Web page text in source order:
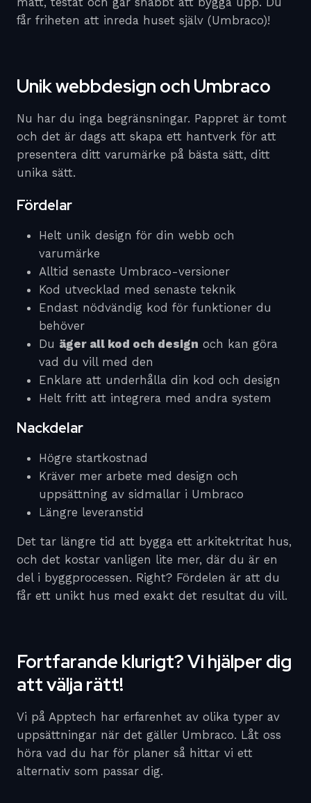
får friheten att inreda huset själv (Umbraco)!
Unik webbdesign och Umbraco
Nu har du inga begränsningar. Pappret är tomt
och det är dags att skapa ett hantverk för att
presentera ditt varumärke på bästa sätt, ditt
unika sätt.
Fördelar
Helt unik design för din webb och
varumärke
Alltid senaste Umbraco-versioner
Kod utvecklad med senaste teknik
Endast nödvändig kod för funktioner du
behöver
Du äger all kod och design och kan göra
vad du vill med den
Enklare att underhålla din kod och design
Helt fritt att integrera med andra system
Nackdelar
Högre startkostnad
Kräver mer arbete med design och
uppsättning av sidmallar i Umbraco
Längre leveranstid
Det tar längre tid att bygga ett arkitektritat hus,
och det kostar vanligen lite mer, där du är en
del i byggprocessen. Right? Fördelen är att du
får ett unikt hus med exakt det resultat du vill.
Fortfarande klurigt? Vi hjälper dig
att välja rätt!
Vi på Apptech har erfarenhet av olika typer av
uppsättningar när det gäller Umbraco. Låt oss
höra vad du har för planer så hittar vi ett
alternativ som passar dig.